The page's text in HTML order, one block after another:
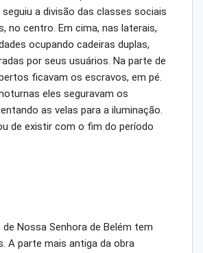
a divisão das classes sociais
no centro. Em cima, nas laterais,
ocupando cadeiras duplas,
por seus usuários. Na parte de
ficavam os escravos, em pé.
eles seguravam os
as velas para a iluminação.
de existir com o fim do período
Nossa Senhora de Belém tem
A parte mais antiga da obra